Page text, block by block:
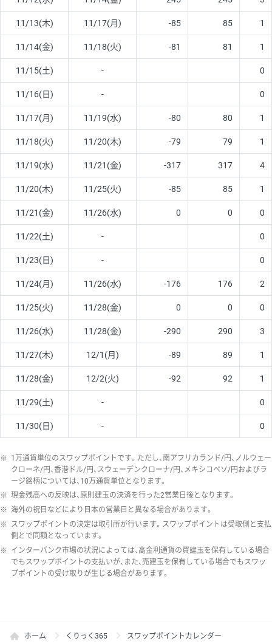
11/13(木) 11/17(月) -85 85 1
11/14(金) 11/18(火) -81 81 1
11/15(土) - 0
11/16(日) - 0
11/17(月) 11/19(水) -80 80 1
11/18(火) 11/20(木) -79 79 1
11/19(水) 11/21(金) -317 317 4
11/20(木) 11/25(火) -85 85 1
11/21(金) 11/26(水) 0 0 0
11/22(土) - 0
11/23(日) - 0
11/24(月) 11/26(水) -176 176 2
11/25(火) 11/28(金) 0 0 0
11/26(水) 11/28(金) -290 290 3
11/27(木) 12/1(月) -89 89 1
11/28(金) 12/2(火) -92 92 1
11/29(土) - 0
11/30(日) - 0
※ 1万通貨単位のスワップポイントです。ただし、南アフリカランド/円、ノルウェー
クローネ/円、香港ドル/円、スウェーデンクローナ/円、メキシコペソ/円およびラ
ージ銘柄については、10万通貨単位となります。
※ 現金残高への反映は、原則建玉の決済を行った2営業日後となります。
※ 海外の祝日などにより日本の営業日と異なる場合があります。
※ スワップポイントの決定は取引所が行います。スワップポイントは受取側と支払
側とで同額となっています。
※ インターバンク市場の状況によっては、高金利通貨の買建玉を保有している場合
でもスワップポイントの支払いが、また、売建玉を保有している場合でもスワッ
プポイントの受け取りが生じる場合があります。
ホーム くりっく365 スワップポイントカレンダー